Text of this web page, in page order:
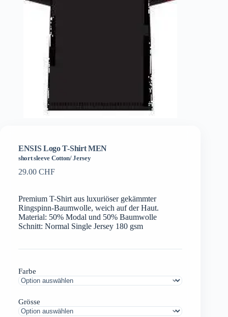
ENSIS Logo T-Shirt MEN
short sleeve Cotton/ Jersey
29.00 CHF
Premium T-Shirt aus luxuriöser gekämmter
Ringspinn-Baumwolle, weich auf der Haut.
Material: 50% Modal und 50% Baumwolle
Schnitt: Normal Single Jersey 180 gsm
Farbe
Grösse